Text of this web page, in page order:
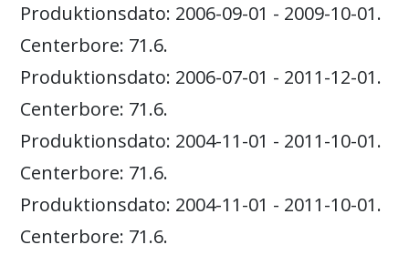
Produktionsdato: 2006-09-01 - 2009-10-01.
Centerbore: 71.6.
Produktionsdato: 2006-07-01 - 2011-12-01.
Centerbore: 71.6.
Produktionsdato: 2004-11-01 - 2011-10-01.
Centerbore: 71.6.
Produktionsdato: 2004-11-01 - 2011-10-01.
Centerbore: 71.6.